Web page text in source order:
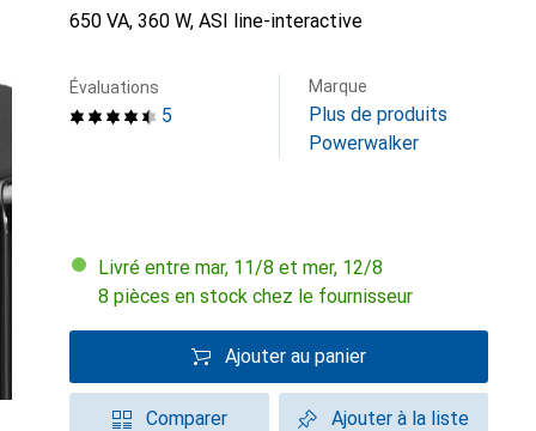
650 VA, 360 W, ASI line-interactive
5
Évaluations Marque
Plus de produits
Powerwalker
Livré entre mar, 11/8 et mer, 12/8
8 pièces en stock chez le fournisseur
Ajouter au panier
Comparer Ajouter à la liste